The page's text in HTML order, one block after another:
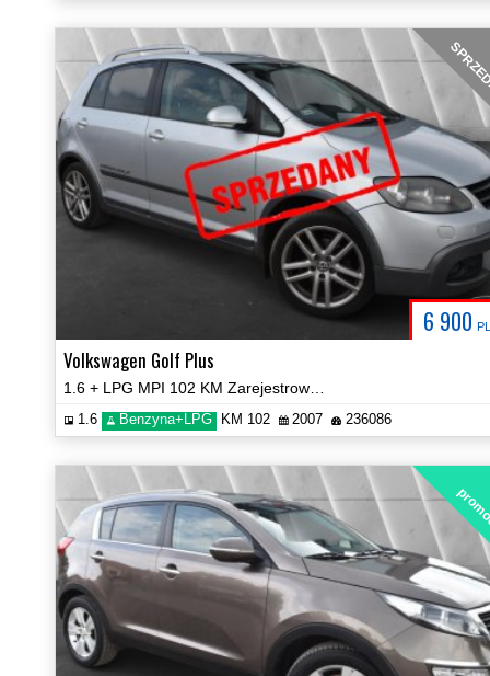
6 900
Volkswagen Golf Plus
1.6 Benzyna+LPG KM 102 2007 236086